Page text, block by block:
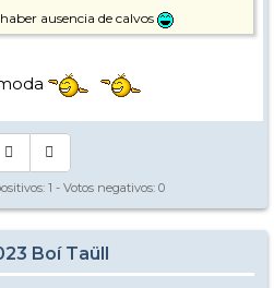
ausencia de calvos
1 - Votos negativos: 0
Boí Taüll